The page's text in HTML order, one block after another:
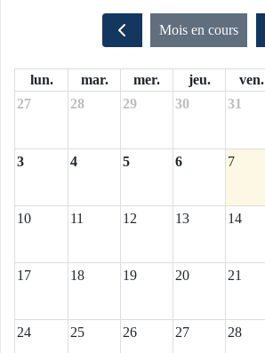
Mois en cours
lun. mar. mer. jeu. ven.
27
28 29 30 31
3 4 5 6 7
10 11 12 13 14
17 18 19 20 21
24 25 26 27 28